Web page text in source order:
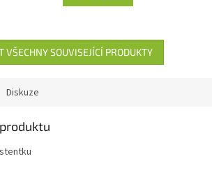
VŠECHNY SOUVISEJÍCÍ PRODUKTY
Diskuze